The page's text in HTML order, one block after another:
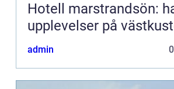
Hotell marstrandsön:
upplevelser på
admin